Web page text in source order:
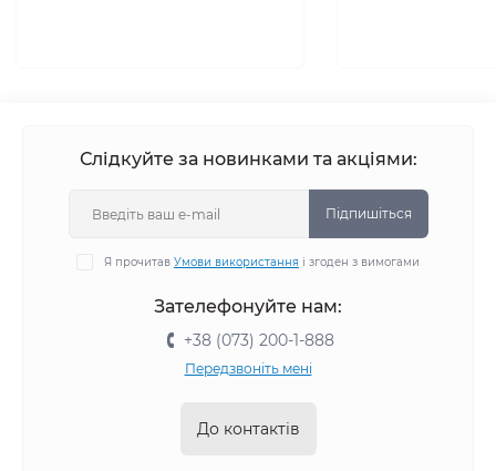
Слідкуйте за новинками та акціями:
Підпишіться
Я прочитав Умови використання і згоден з вимогами
Зателефонуйте нам:
+38 (073) 200-1-888
Передзвоніть мені
До контактів